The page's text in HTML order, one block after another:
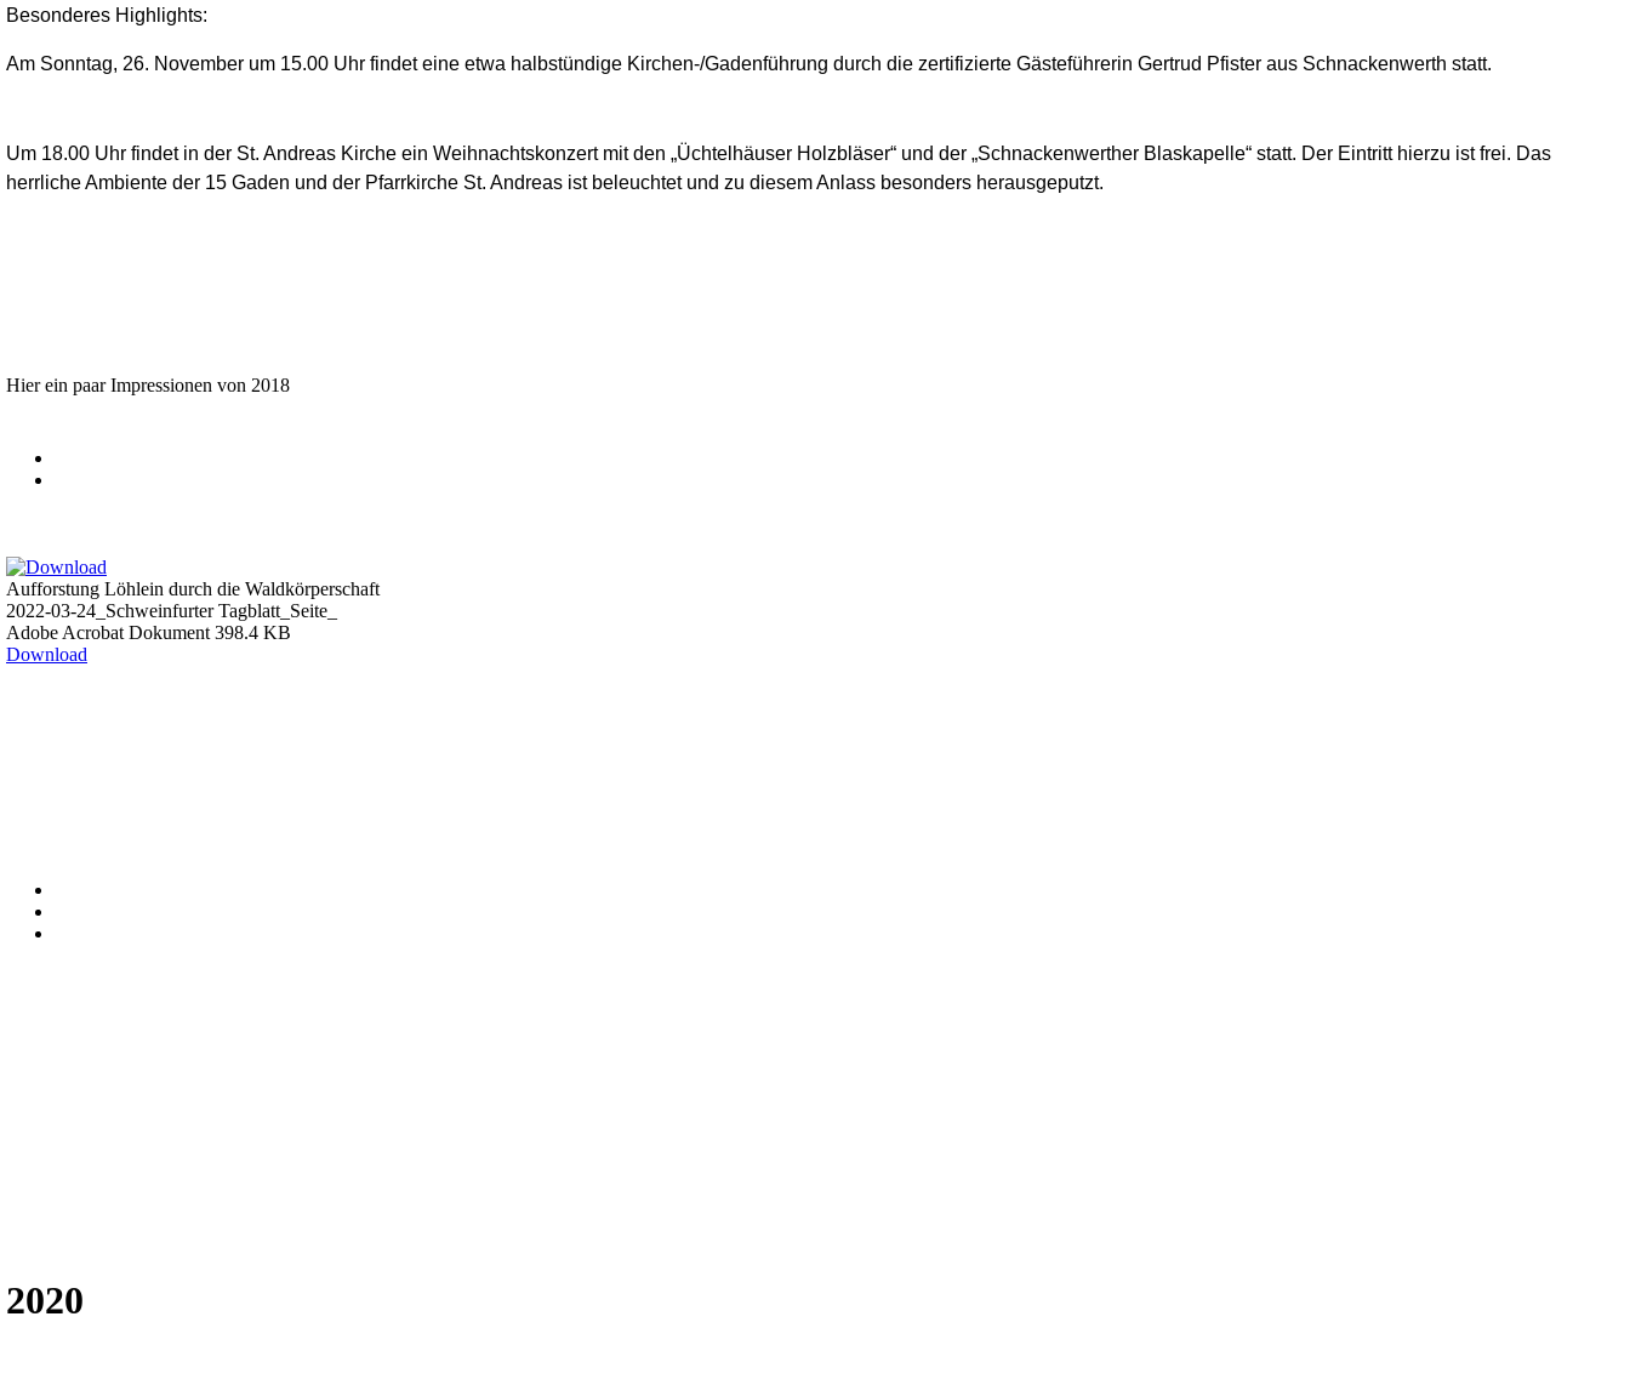
Besonderes Highlights:
Am Sonntag, 26. November um 15.00 Uhr findet eine etwa halbstündige Kirchen-/Gadenführung durch die zertifizierte Gästeführerin Gertrud Pfister aus Schnackenwerth statt.
Um 18.00 Uhr findet in der St. Andreas Kirche ein Weihnachtskonzert mit den „Üchtelhäuser Holzbläser“ und der „Schnackenwerther Blaskapelle“ statt. Der Eintritt hierzu ist frei. Das
herrliche Ambiente der 15 Gaden und der Pfarrkirche St. Andreas ist beleuchtet und zu diesem Anlass besonders herausgeputzt.
Hier ein paar Impressionen von 2018
Aufforstung Löhlein durch die Waldkörperschaft
2022-03-24_Schweinfurter Tagblatt_Seite_
Adobe Acrobat Dokument 398.4 KB
Download
2020